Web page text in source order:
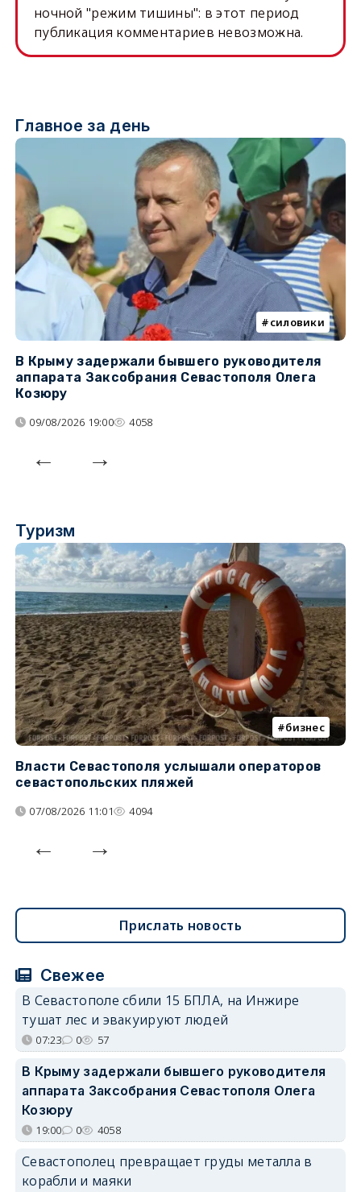
ночной "режим тишины": в этот период
публикация комментариев невозможна.
Главное за день
силовики
В Крыму задержали бывшего руководителя
аппарата Заксобрания Севастополя Олега
Козюру
09/08/2026 19:00 4058
Туризм
бизнес
Власти Севастополя услышали операторов
севастопольских пляжей
07/08/2026 11:01 4094
Прислать новость
Свежее
В Севастополе сбили 15 БПЛА, на Инжире
тушат лес и эвакуируют людей
07:23 0 57
В Крыму задержали бывшего руководителя
аппарата Заксобрания Севастополя Олега
Козюру
19:00 0 4058
Севастополец превращает груды металла в
корабли и маяки